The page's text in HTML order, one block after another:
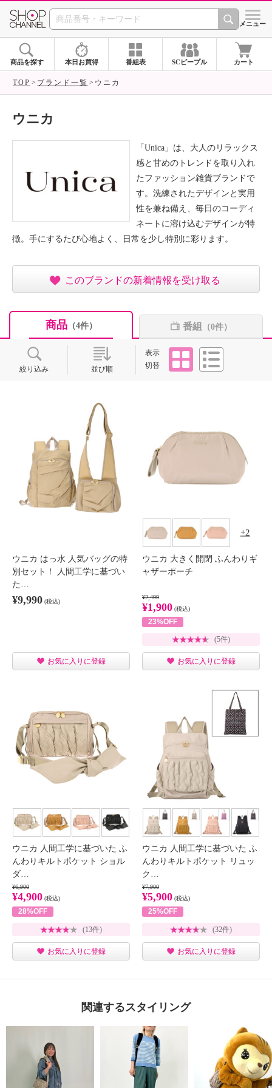
SHOP CHANNEL ショッ
メニュー
商品を探す 本日お買得 番組表 SCピープル カート
TOP ブランド一覧 ウニカ
ウニカ
「Unica」は、大人のリラックス
感と甘めのトレンドを取り入れ
たファッション雑貨ブランドで
す。洗練されたデザインと実用
性を兼ね備え、毎日のコーディ
ネートに溶け込むデザインが特
徴。手にするたび心地よく、日常を少し特別に彩ります。
このブランドの新着情報を受け取る
商品（4件） 番組 （0件）
絞り込み 並び順
表示
切替
タイル
ウニカ はっ水 人気バッグの特
別セット！ 人間工学に基づい
た…
¥9,990 (税込)
お気に入りに登録
2
ウニカ 大きく開閉 ふんわりギ
ャザーポーチ
¥2,499
¥1,900 (税込)
23%OFF
(5件)
お気に入りに登録
ウニカ 人間工学に基づいた ふ
んわりキルトポケット ショル
ダ…
¥6,900
¥4,900 (税込)
28%OFF
(13件)
お気に入りに登録
ウニカ 人間工学に基づいた ふ
んわりキルトポケット リュッ
ク…
¥7,900
¥5,900 (税込)
25%OFF
(32件)
お気に入りに登録
関連するスタイリング